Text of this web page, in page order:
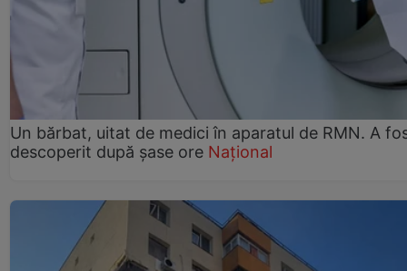
Un bărbat, uitat de medici în aparatul de RMN. A
descoperit după șase ore Național